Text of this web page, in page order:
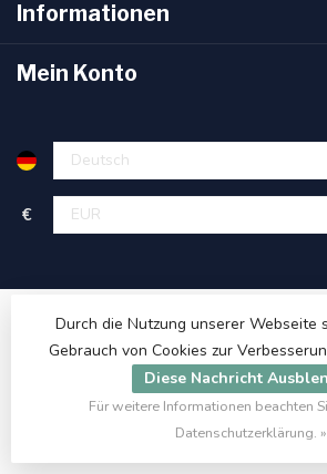
Informationen
Mein Konto
€
© Copyright 2026
Durch die Nutzung unserer Webseite
Gebrauch von Cookies zur
Diese Nachricht
Für weitere Informationen beachten
Datenschutzerklärung. »